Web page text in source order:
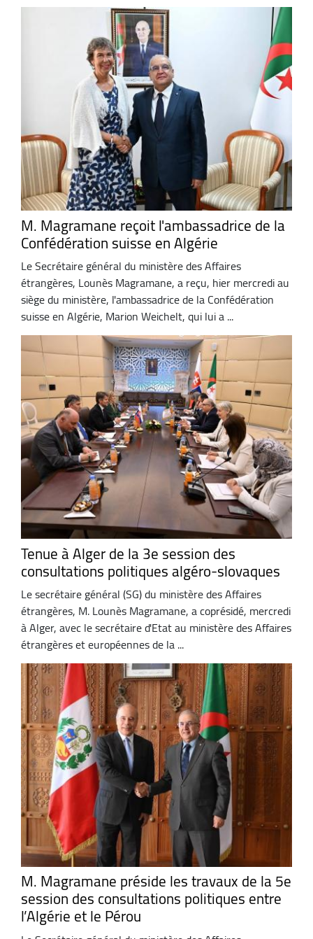
M. Magramane reçoit l'ambassadrice de la
Confédération suisse en Algérie
Le Secrétaire général du ministère des Affaires
étrangères, Lounès Magramane, a reçu, hier mercredi au
siège du ministère, l'ambassadrice de la Confédération
suisse en Algérie, Marion Weichelt, qui lui a ...
Tenue à Alger de la 3e session des
consultations politiques algéro-slovaques
Le secrétaire général (SG) du ministère des Affaires
étrangères, M. Lounès Magramane, a coprésidé, mercredi
à Alger, avec le secrétaire d'Etat au ministère des Affaires
étrangères et européennes de la ...
M. Magramane préside les travaux de la 5e
session des consultations politiques entre
l’Algérie et le Pérou